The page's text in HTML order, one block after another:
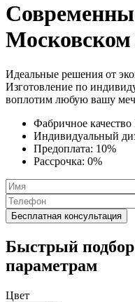
Московском
Идеальные решения от
Изготовление по
воплотим любую вашу
Фабричное качество
Индивидуальный
Предоплата: 10%
Рассрочка: 0%
Быстрый
параметрам
Цвет